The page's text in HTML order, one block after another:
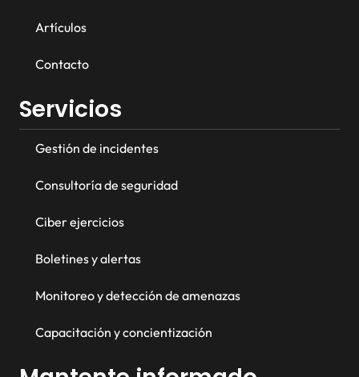
Artículos
Contacto
Servicios
Gestión de incidentes
Consultoría de seguridad
Ciber ejercicios
Boletines y alertas
Monitoreo y detección de amenazas
Capacitación y concientización